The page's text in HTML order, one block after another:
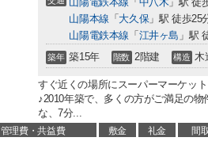
山陽本線 「 大久保」駅 徒歩25
山陽電鉄本線 「 江井ヶ島 」駅
築年 築15年 階数 2階建 構造 木
すぐ近くの場所にスーパーマーケッ
♪2010年築で、多くの方がご満足の
な、7分...
管理費・共益費 敷金 礼金 間